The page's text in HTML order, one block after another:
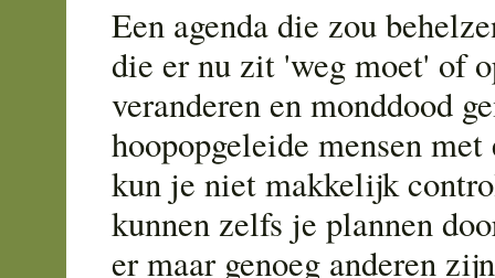
Een agenda die zou
die er nu zit 'weg moet' of
veranderen en monddood
hoopopgeleide mensen
kun je niet makkelijk
kunnen zelfs je plannen
er maar genoeg anderen